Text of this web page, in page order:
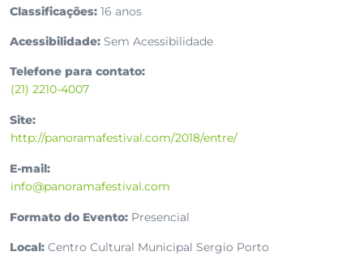
Classificações: 16 anos
Acessibilidade: Sem Acessibilidade
Telefone para contato:
(21) 2210-4007
Site:
http://panoramafestival.com/2018/entre/
E-mail:
info@panoramafestival.com
Formato do Evento: Presencial
Local: Centro Cultural Municipal Sergio Porto